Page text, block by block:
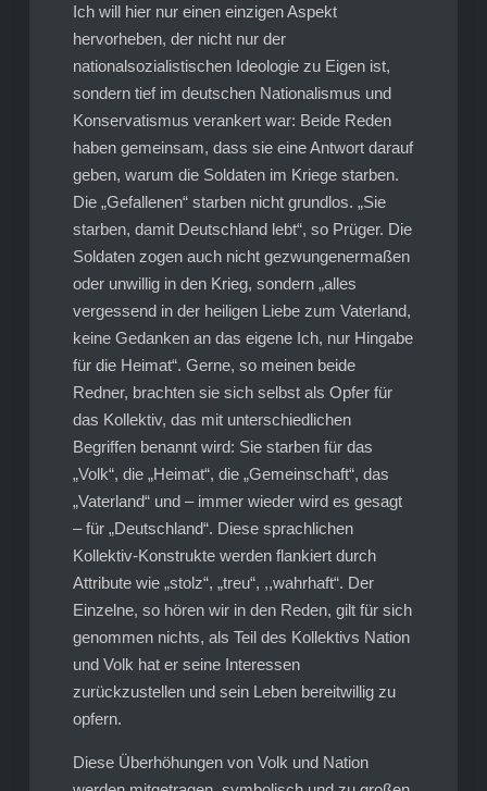
Ich will hier nur einen einzigen Aspekt
hervorheben, der nicht nur der
nationalsozialistischen Ideologie zu Eigen ist,
sondern tief im deutschen Nationalismus und
Konservatismus verankert war: Beide Reden
haben gemeinsam, dass sie eine Antwort darauf
geben, warum die Soldaten im Kriege starben.
Die „Gefallenen“ starben nicht grundlos. „Sie
starben, damit Deutschland lebt“, so Prüger. Die
Soldaten zogen auch nicht gezwungenermaßen
oder unwillig in den Krieg, sondern „alles
vergessend in der heiligen Liebe zum Vaterland,
keine Gedanken an das eigene Ich, nur Hingabe
für die Heimat“. Gerne, so meinen beide
Redner, brachten sie sich selbst als Opfer für
das Kollektiv, das mit unterschiedlichen
Begriffen benannt wird: Sie starben für das
„Volk“, die „Heimat“, die „Gemeinschaft“, das
„Vaterland“ und – immer wieder wird es gesagt
– für „Deutschland“. Diese sprachlichen
Kollektiv-Konstrukte werden flankiert durch
Attribute wie „stolz“, „treu“, ,,wahrhaft“. Der
Einzelne, so hören wir in den Reden, gilt für sich
genommen nichts, als Teil des Kollektivs Nation
und Volk hat er seine Interessen
zurückzustellen und sein Leben bereitwillig zu
opfern.
Diese Überhöhungen von Volk und Nation